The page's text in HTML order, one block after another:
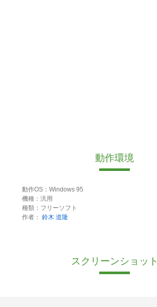
動作環境
動作OS：Windows 95
機種：汎用
種類：フリーソフト
作者： 鈴木 道隆
スクリーンショット